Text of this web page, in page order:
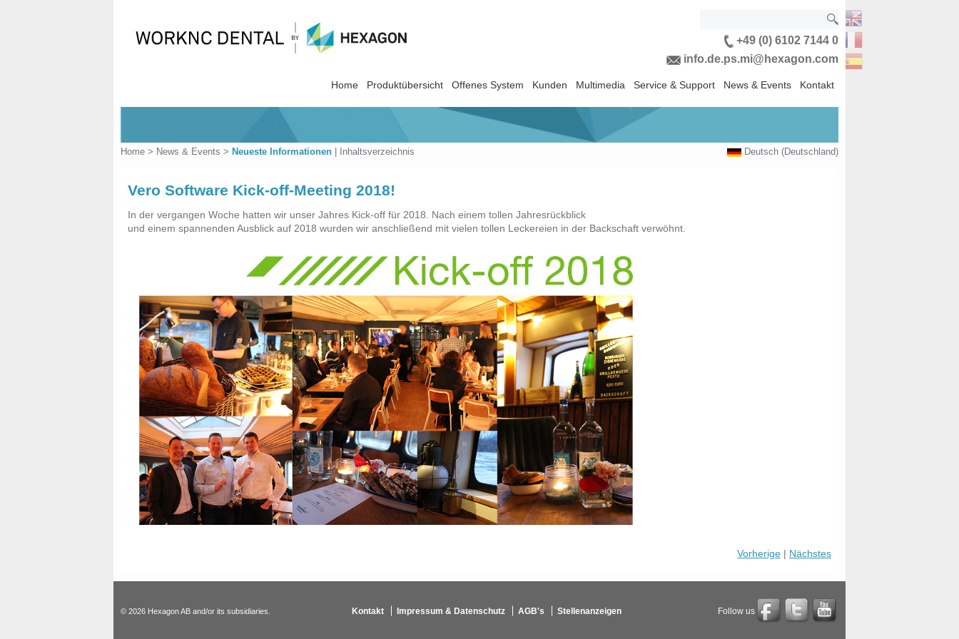
+49 (0) 6102 7144 0
info.de.ps.mi@hexagon.com
Home Produktübersicht Offenes System Kunden Multimedia Service & Support News & Events Kontakt
Home > News & Events > Neueste Informationen Inhaltsverzeichnis Deutsch (Deutschland)
Vero Software Kick-off-Meeting 2018!
In der vergangen Woche hatten wir unser Jahres Kick-off für 2018. Nach einem tollen Jahresrückblick
und einem spannenden Ausblick auf 2018 wurden wir anschließend mit vielen tollen Leckereien in der Backschaft verwöhnt.
Vorherige | Nächstes
© 2026 Hexagon AB and/or its subsidiaries. Kontakt Impressum & Datenschutz AGB's Stellenanzeigen Follow us